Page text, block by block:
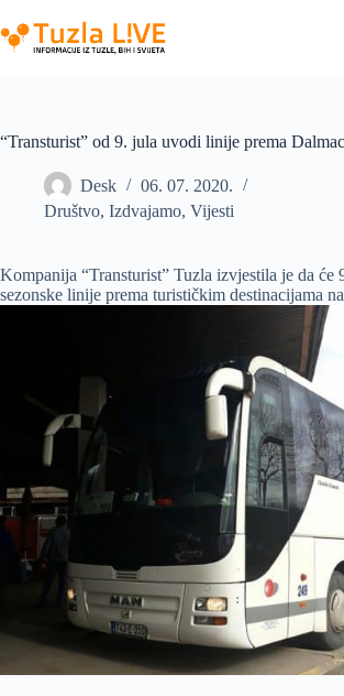
to
content
“Transturist” od 9. jula uvodi linije prema
Desk
06. 07. 2020.
Društvo, Izdvajamo, Vijesti
Kompanija “Transturist” Tuzla izvjestila je da će
sezonske linije prema turističkim destinacijama